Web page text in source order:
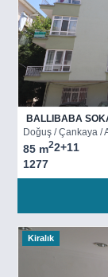
BALLIBABA
Doğuş / Çankaya /
85 m22+11
1277
Kiralık